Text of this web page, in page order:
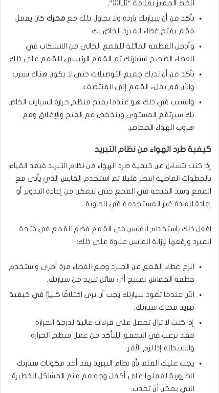
الخط المميز بعلامة “COLD”.
تأكد من أن سيارتك باردة ولا تحاول ذلك مع محرك كان يعمل
فقم بفتح غطاء المبرد الخاص بك.
وأدخل القطعة المائلة للقمع الخالي من الانسكاب في
الغطاء الصحيح لسيارتك ثم القمع الرئيسي للقمع على ذلك.
تأكد من أن لديك جميع التوصيلات حتى لا يكون هناك تسرب
والآن قم بملء القمع إلى المنتصف.
والسبب في ذلك هو عندما يفتح منظم حرارة السيارات الخاص
بك سيرتفع المستوى وينخفض مع الفتح والإغلاق ومع
هروب الهواء المحاصر.
كيفية طرد الهواء من نظام التبريد
إذا كنت تتساءل عن كيفية طرد الهواء من نظام التبريد فبعد القيام
بالخطوات الماضية انتظر قليلا ثم استخدم القابس الذي يأتي مع
القمع وسد الفتحة في القمع حتى تتمكن من إعادة التدوير أو
إعادة المادة غير المستخدمة في الحاوية
افعل ذلك باستخدام القابس في القمع فضع القمع في فتحة
المبرد ورفعها لإزالة القابس علاوة على ذلك:
انزع غطاء القمع من المبرد وضع الغطاء مرة أخرى واستخدم
قطعة القماش لمسح أي سائل تبريد من سيارتك.
الآن عندما تقود سيارتك يجب أن ترى اختلافًا كبيرًا في كيفية
تبريد محرك سيارتك.
إذا كنت لا تزال تحصل على قراءات عالية لدرجة الحرارة
فقد ترغب في التحقق للتأكد من عمل منظم الحرارة
واستبداله إذا لزم الأمر.
يجب عليك العلم بأن نظام التبريد يعد أحد مكونات سيارتك
الضرورية لعملها على أكمل وجه مع منع المشاكل الخطيرة
التي يمكن أن تحدث.